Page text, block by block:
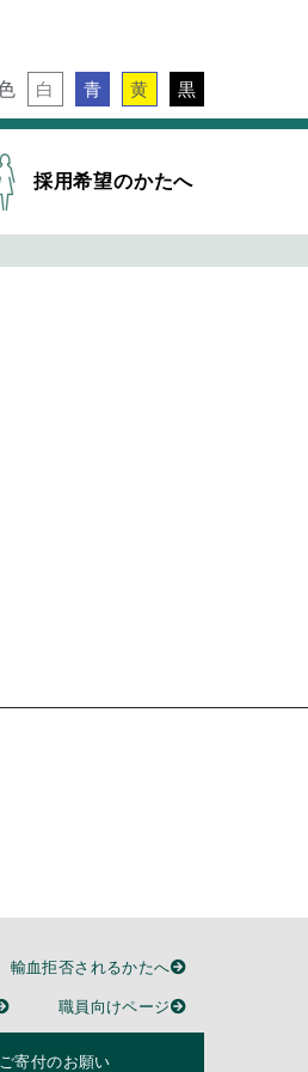
白 青 黄 黒
採用希望のかたへ
輸血拒否されるかたへ
職員向けページ
ご寄付のお願い